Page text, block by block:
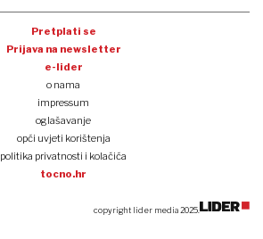
Pretplati se
Prijava na newsletter
e-lider
o nama
impressum
oglašavanje
opći uvjeti korištenja
politika privatnosti i kolačića
tocno.hr
copyright lider media 2025.